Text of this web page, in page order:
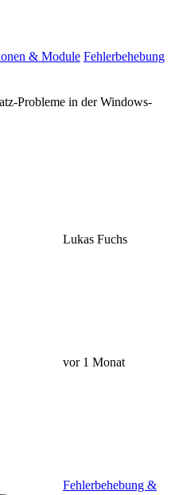
& Module Fehlerbehebung
Probleme in der Windows-
Lukas Fuchs
vor 1 Monat
Fehlerbehebung &